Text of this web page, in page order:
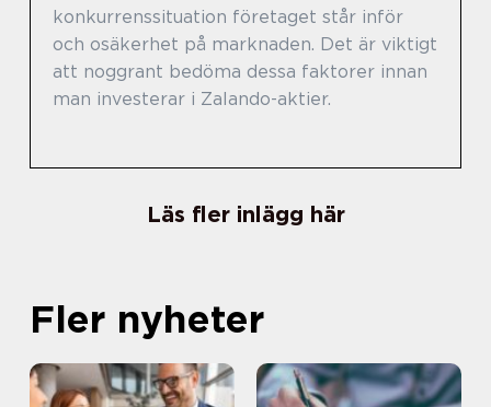
konkurrenssituation företaget står inför
och osäkerhet på marknaden. Det är viktigt
att noggrant bedöma dessa faktorer innan
man investerar i Zalando-aktier.
Läs fler inlägg här
Fler nyheter